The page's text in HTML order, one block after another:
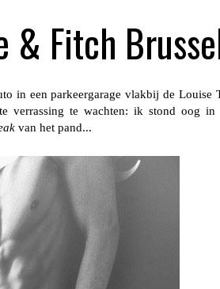
& Fitch
in een parkeergarage vlakbij de Louise
verrassing te wachten: ik stond oog
van het pand...